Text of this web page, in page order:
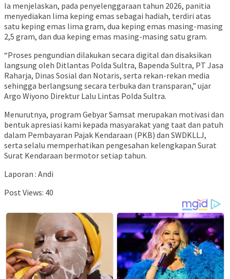
Ia menjelaskan, pada penyelenggaraan tahun 2026, panitia
menyediakan lima keping emas sebagai hadiah, terdiri atas
satu keping emas lima gram, dua keping emas masing-masing
2,5 gram, dan dua keping emas masing-masing satu gram.
“Proses pengundian dilakukan secara digital dan disaksikan
langsung oleh Ditlantas Polda Sultra, Bapenda Sultra, PT Jasa
Raharja, Dinas Sosial dan Notaris, serta rekan-rekan media
sehingga berlangsung secara terbuka dan transparan,” ujar
Argo Wiyono Direktur Lalu Lintas Polda Sultra.
Menurutnya, program Gebyar Samsat merupakan motivasi dan
bentuk apresiasi kami kepada masyarakat yang taat dan patuh
dalam Pembayaran Pajak Kendaraan (PKB) dan SWDKLLJ,
serta selalu memperhatikan pengesahan kelengkapan Surat
Surat Kendaraan bermotor setiap tahun.
Laporan : Andi
Post Views: 40